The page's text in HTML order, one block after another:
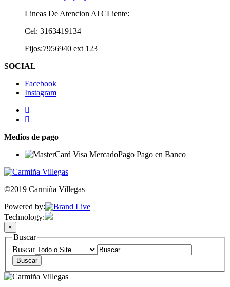
Lineas De Atencion Al CLiente:
Cel: 3163419134
Fijos:7956940 ext 123
SOCIAL
Facebook
Instagram
Medios de pago
©2019 Carmiña Villegas
Powered by:
Technology:
×
Buscar
Buscar